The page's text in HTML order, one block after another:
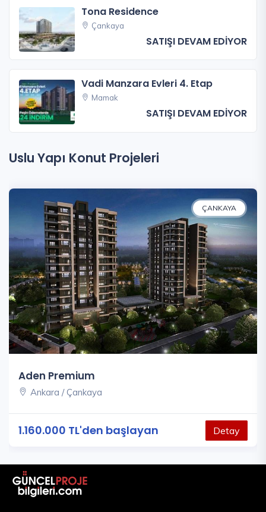
Tona Residence
Çankaya
SATIŞI DEVAM EDİYOR
Vadi Manzara Evleri 4. Etap
Mamak
SATIŞI DEVAM EDİYOR
Uslu Yapı Konut Projeleri
ÇANKAYA
Aden Premium
Ankara / Çankaya
1.160.000 TL'den başlayan Detay